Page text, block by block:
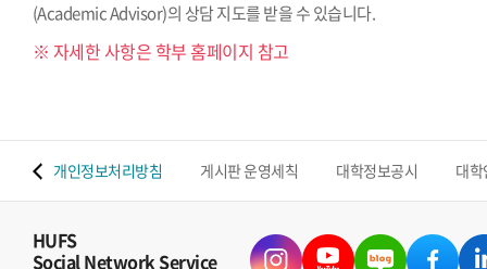
(Academic Advisor)의 상담 지도를 받을 수 있습니다.
※ 자세한 사항은 학부 홈페이지 참고
개인정보처리방침 게시판 운영세칙 대학정보공시 대
HUFS
Social Network Service